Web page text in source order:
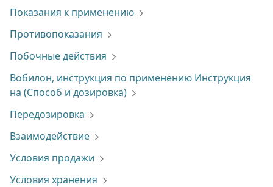
Показания к применению
Противопоказания
Побочные действия
Вобилон, инструкция по применению Инструкция
на (Способ и дозировка)
Передозировка
Взаимодействие
Условия продажи
Условия хранения